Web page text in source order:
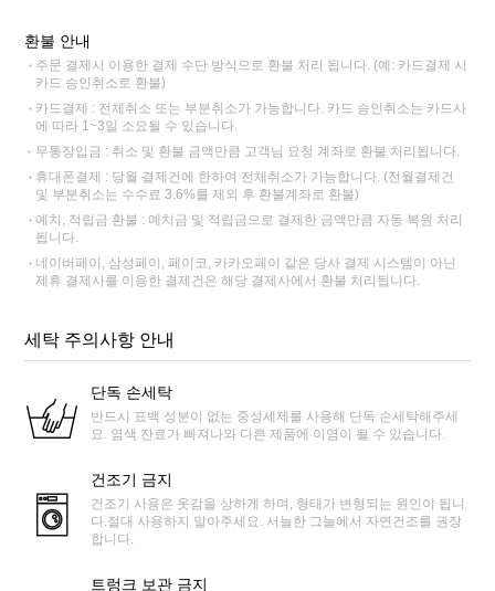
환불 안내
주문 결제시 이용한 결제 수단 방식으로 환불 처리 됩니다. (예: 카드결제 시
카드 승인취소로 환불)
카드결제 : 전체취소 또는 부분취소가 가능합니다. 카드 승인취소는 카드사
에 따라 1~3일 소요될 수 있습니다.
무통장입금 : 취소 및 환불 금액만큼 고객님 요청 계좌로 환불 처리됩니다.
휴대폰결제 : 당월 결제건에 한하여 전체취소가 가능합니다. (전월결제건
및 부분취소는 수수료 3.6%를 제외 후 환불계좌로 환불)
예치, 적립금 환불 : 예치금 및 적립금으로 결제한 금액만큼 자동 복원 처리
됩니다.
네이버페이, 삼성페이, 페이코, 카카오페이 같은 당사 결제 시스템이 아닌
제휴 결제사를 이용한 결제건은 해당 결제사에서 환불 처리됩니다.
세탁 주의사항 안내
단독 손세탁
반드시 표백 성분이 없는 중성세제를 사용해 단독 손세탁해주세
요. 염색 잔료가 빠져나와 다른 제품에 이염이 될 수 있습니다.
건조기 금지
건조기 사용은 옷감을 상하게 하며, 형태가 변형되는 원인이 됩니
다.절대 사용하지 말아주세요. 서늘한 그늘에서 자연건조를 권장
합니다.
트렁크 보관 금지